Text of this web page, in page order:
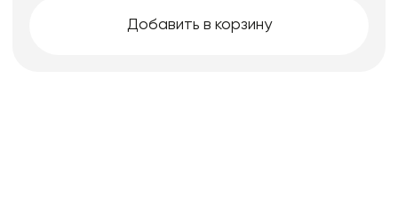
Добавить в корзину